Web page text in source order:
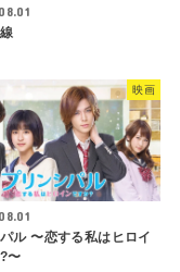
映画
ル 〜恋する私はヒロイ
〜